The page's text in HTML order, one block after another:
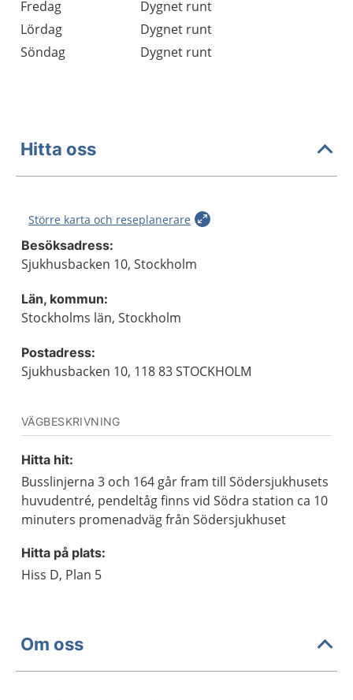
Fredag
Dygnet runt
Lördag
Dygnet runt
Söndag
Dygnet runt
Hitta oss
Större karta och reseplanerare
Besöksadress:
Sjukhusbacken 10, Stockholm
Län, kommun:
Stockholms län, Stockholm
Postadress:
Sjukhusbacken 10, 118 83 STOCKHOLM
VÄGBESKRIVNING
Hitta hit:
Busslinjerna 3 och 164 går fram till Södersjukhusets
huvudentré, pendeltåg finns vid Södra station ca 10
minuters promenadväg från Södersjukhuset
Hitta på plats:
Hiss D, Plan 5
Om oss